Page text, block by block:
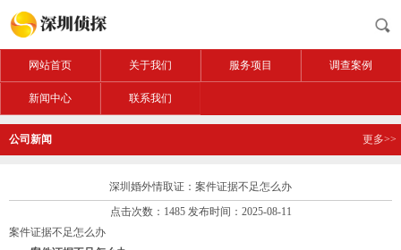
网站首页 关于我们 服务项目 调查案例
新闻中心 联系我们
公司新闻 更多>>
深圳婚外情取证：案件证据不足怎么办
点击次数：1485 发布时间：2025-08-11
案件证据不足怎么办